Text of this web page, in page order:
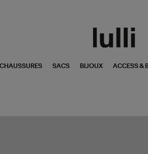
CHAUSSURES SACS BIJOUX ACCESS &